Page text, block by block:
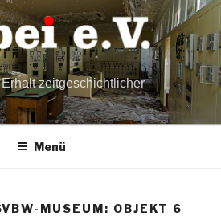
zeitgeschichtlicher
Menü
MUSEUM: OBJEKT 6